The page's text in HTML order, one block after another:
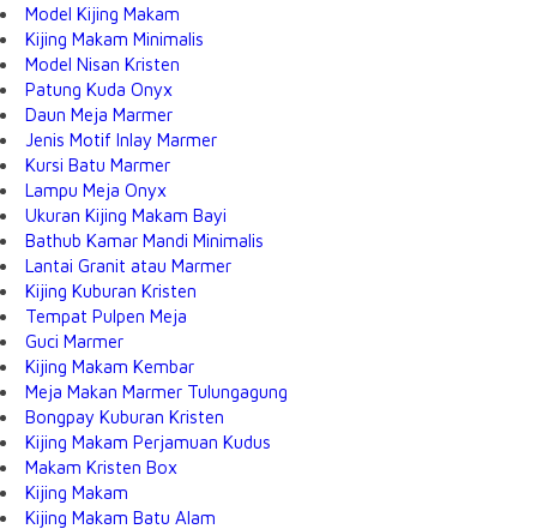
Model Kijing Makam
Kijing Makam Minimalis
Model Nisan Kristen
Patung Kuda Onyx
Daun Meja Marmer
Jenis Motif Inlay Marmer
Kursi Batu Marmer
Lampu Meja Onyx
Ukuran Kijing Makam Bayi
Bathub Kamar Mandi Minimalis
Lantai Granit atau Marmer
Kijing Kuburan Kristen
Tempat Pulpen Meja
Guci Marmer
Kijing Makam Kembar
Meja Makan Marmer Tulungagung
Bongpay Kuburan Kristen
Kijing Makam Perjamuan Kudus
Makam Kristen Box
Kijing Makam
Kijing Makam Batu Alam